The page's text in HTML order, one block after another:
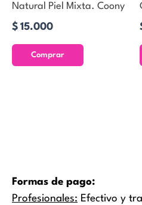
Natural Piel Mixta. Coony
$ 15.000
Comprar
Formas de pago:
Profesionales: Efectivo y